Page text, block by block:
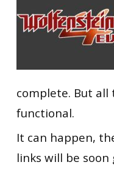
complete. But
functional.
It can happen,
links will be